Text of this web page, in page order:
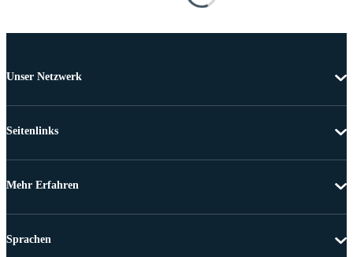
Unser Netzwerk
Seitenlinks
Mehr Erfahren
Sprachen